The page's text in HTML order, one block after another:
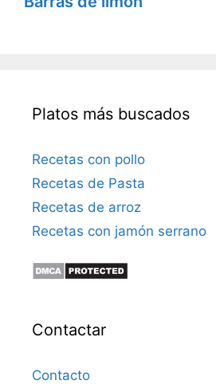
Platos más buscados
Recetas con pollo
Recetas de Pasta
Recetas de arroz
Recetas con jamón serrano
Contactar
Contacto